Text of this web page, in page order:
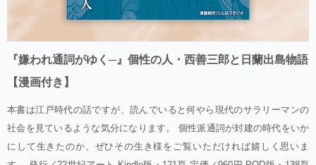
『嫌われ通詞がゆく─』個性の人・西善三郎と日蘭出島物語
【漫画付き】
本書は江戸時代の話ですが、読んでいると何やら現代のサラリーマンの
社会を見ているような気分になります。 個性派通詞が封建の時代をいか
にして生きたのか、ぜひその生き様をご覧いただければ嬉しく思いま